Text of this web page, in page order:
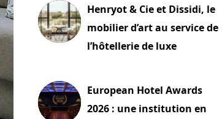
Henryot & Cie et Dissidi, le
mobilier d’art au service de
l’hôtellerie de luxe
European Hotel Awards
2026 : une institution en